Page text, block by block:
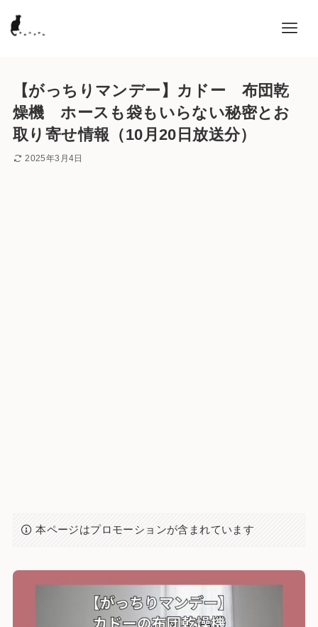
【がっちりマンデー】カドー 布団乾
燥機 ホースも袋もいらない秘密とお
取り寄せ情報（10月20日放送分）
2025年3月4日
本ページはプロモーションが含まれています